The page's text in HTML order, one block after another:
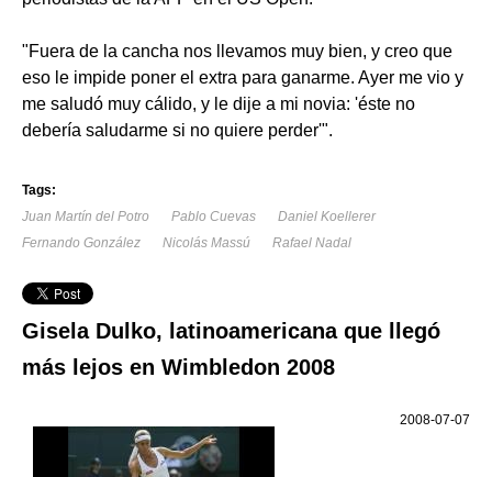
"Fuera de la cancha nos llevamos muy bien, y creo que
eso le impide poner el extra para ganarme. Ayer me vio y
me saludó muy cálido, y le dije a mi novia: 'éste no
debería saludarme si no quiere perder'".
Tags:
Juan Martín del Potro
Pablo Cuevas
Daniel Koellerer
Fernando González
Nicolás Massú Rafael Nadal
Gisela Dulko, latinoamericana que llegó
más lejos en Wimbledon 2008
2008-07-07